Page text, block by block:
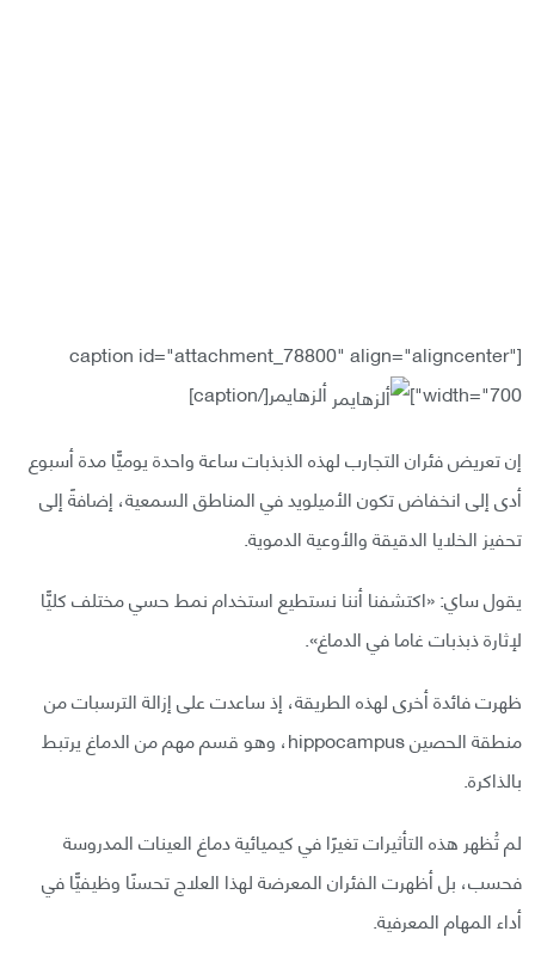
[caption id="attachment_78800" align="aligncenter"
width="700"]
ألزهايمر[/caption]
إن تعريض فئران التجارب لهذه الذبذبات ساعة واحدة يوميًّا مدة أسبوع
أدى إلى انخفاض تكون الأميلويد في المناطق السمعية، إضافةً إلى
تحفيز الخلايا الدقيقة والأوعية الدموية.
يقول ساي: «اكتشفنا أننا نستطيع استخدام نمط حسي مختلف كليًّا
لإثارة ذبذبات غاما في الدماغ».
ظهرت فائدة أخرى لهذه الطريقة، إذ ساعدت على إزالة الترسبات من
منطقة الحصين hippocampus، وهو قسم مهم من الدماغ يرتبط
بالذاكرة.
لم تُظهر هذه التأثيرات تغيرًا في كيميائية دماغ العينات المدروسة
فحسب، بل أظهرت الفئران المعرضة لهذا العلاج تحسنًا وظيفيًّا في
أداء المهام المعرفية.